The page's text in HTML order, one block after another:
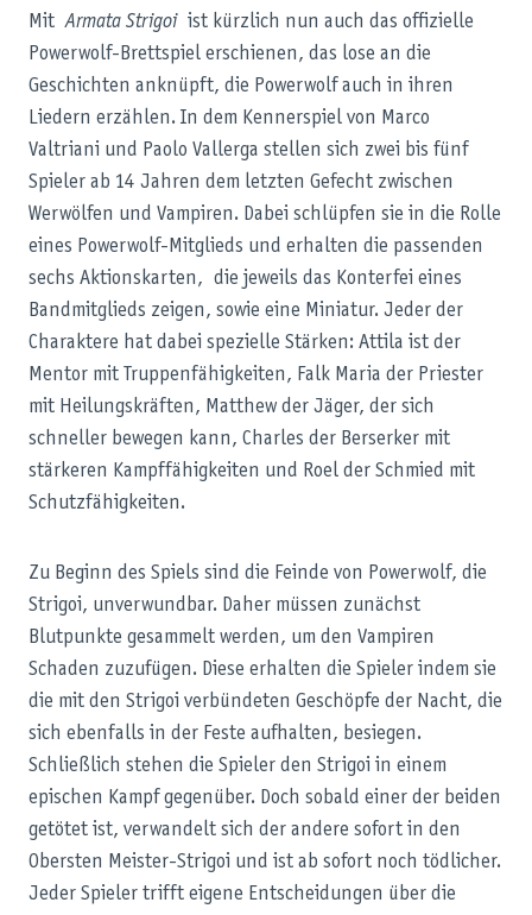
MitArmata Strigoiist kürzlich nun auch das offizielle
Powerwolf-Brettspiel erschienen, das lose an die
Geschichten anknüpft, die Powerwolf auch in ihren
Liedern erzählen. In dem Kennerspiel von Marco
Valtriani und Paolo Vallerga stellen sich zwei bis fünf
Spieler ab 14 Jahren dem letzten Gefecht zwischen
Werwölfen und Vampiren. Dabei schlüpfen sie in die Rolle
eines Powerwolf-Mitglieds und erhalten die passenden
sechs Aktionskarten, die jeweils das Konterfei eines
Bandmitglieds zeigen, sowie eine Miniatur. Jeder der
Charaktere hat dabei spezielle Stärken: Attila ist der
Mentor mit Truppenfähigkeiten, Falk Maria der Priester
mit Heilungskräften, Matthew der Jäger, der sich
schneller bewegen kann, Charles der Berserker mit
stärkeren Kampffähigkeiten und Roel der Schmied mit
Schutzfähigkeiten.
Zu Beginn des Spiels sind die Feinde von Powerwolf, die
Strigoi, unverwundbar. Daher müssen zunächst
Blutpunkte gesammelt werden, um den Vampiren
Schaden zuzufügen. Diese erhalten die Spieler indem sie
die mit den Strigoi verbündeten Geschöpfe der Nacht, die
sich ebenfalls in der Feste aufhalten, besiegen.
Schließlich stehen die Spieler den Strigoi in einem
epischen Kampf gegenüber. Doch sobald einer der beiden
getötet ist, verwandelt sich der andere sofort in den
Obersten Meister-Strigoi und ist ab sofort noch tödlicher.
Jeder Spieler trifft eigene Entscheidungen über die